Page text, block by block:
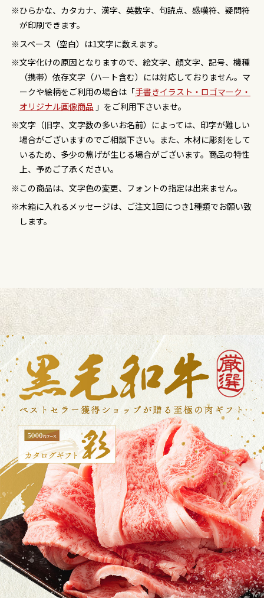
ひらかな、カタカナ、漢字、英数字、句読点、感嘆符、疑問符
が印刷できます。
スペース（空白）は1文字に数えます。
文字化けの原因となりますので、絵文字、顔文字、記号、機種
（携帯）依存文字（ハート含む）には対応しておりません。マ
ークや絵柄をご利用の場合は「手書きイラスト・ロゴマーク・
オリジナル画像商品 」をご利用下さいませ。
文字（旧字、文字数の多いお名前）によっては、印字が難しい
場合がございますのでご相談下さい。また、木材に彫刻をして
いるため、多少の焦げが生じる場合がございます。商品の特性
上、予めご了承ください。
この商品は、文字色の変更、フォントの指定は出来ません。
木箱に入れるメッセージは、ご注文1回につき1種類でお願い致
します。